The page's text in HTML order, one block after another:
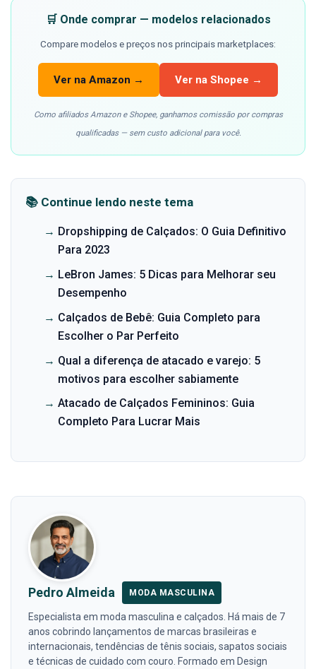
🛒 Onde comprar — modelos relacionados
Compare modelos e preços nos principais marketplaces:
Ver na Amazon → Ver na Shopee →
Como afiliados Amazon e Shopee, ganhamos comissão por compras
qualificadas — sem custo adicional para você.
📚 Continue lendo neste tema
→ Dropshipping de Calçados: O Guia Definitivo
Para 2023
→ LeBron James: 5 Dicas para Melhorar seu
Desempenho
→ Calçados de Bebê: Guia Completo para
Escolher o Par Perfeito
→ Qual a diferença de atacado e varejo: 5
motivos para escolher sabiamente
→ Atacado de Calçados Femininos: Guia
Completo Para Lucrar Mais
Pedro Almeida MODA MASCULINA
Especialista em moda masculina e calçados. Há mais de 7
anos cobrindo lançamentos de marcas brasileiras e
internacionais, tendências de tênis sociais, sapatos sociais
e técnicas de cuidado com couro. Formado em Design